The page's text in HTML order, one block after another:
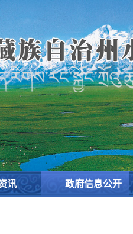
讯 政府信息公开